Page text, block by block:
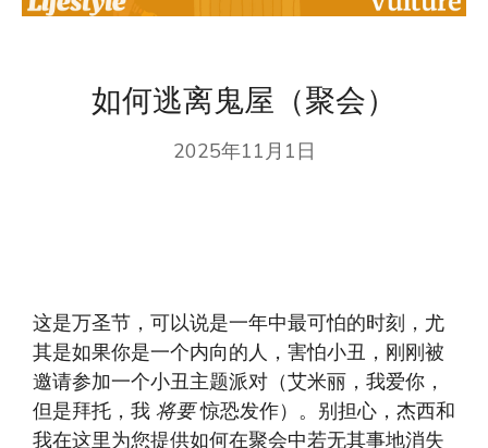
如何逃离鬼屋（聚会）
2025年11月1日
这是万圣节，可以说是一年中最可怕的时刻，尤
其是如果你是一个内向的人，害怕小丑，刚刚被
邀请参加一个小丑主题派对（艾米丽，我爱你，
但是拜托，我 将要惊恐发作）。别担心，杰西和
我在这里为您提供如何在聚会中若无其事地消失